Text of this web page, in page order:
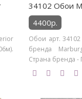
34102 Обои
4400р.
Обои арт.
бренда
Страна бренда -